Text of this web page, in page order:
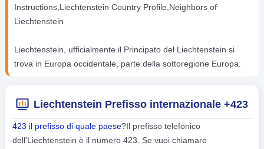
Instructions,Liechtenstein Country Profile,Neighbors of
Liechtenstein
Liechtenstein, ufficialmente il Principato del Liechtenstein si
trova in Europa occidentale, parte della sottoregione Europa.
Liechtenstein Prefisso internazionale +423
423 il prefisso di quale paese?Il prefisso telefonico
dell'Liechtenstein è il numero 423. Se vuoi chiamare